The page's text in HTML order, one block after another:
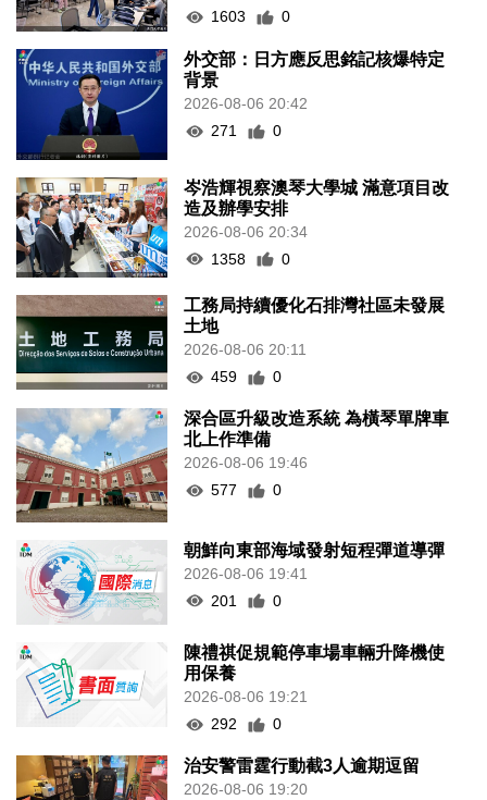
1603
0
外交部：日方應反思銘記核爆特定
背景
2026-08-06 20:42
271
0
岑浩輝視察澳琴大學城 滿意項目改
造及辦學安排
2026-08-06 20:34
1358
0
工務局持續優化石排灣社區未發展
土地
2026-08-06 20:11
459
0
深合區升級改造系統 為橫琴單牌車
北上作準備
2026-08-06 19:46
577
0
朝鮮向東部海域發射短程彈道導彈
2026-08-06 19:41
201
0
陳禮祺促規範停車場車輛升降機使
用保養
2026-08-06 19:21
292
0
治安警雷霆行動截3人逾期逗留
2026-08-06 19:20